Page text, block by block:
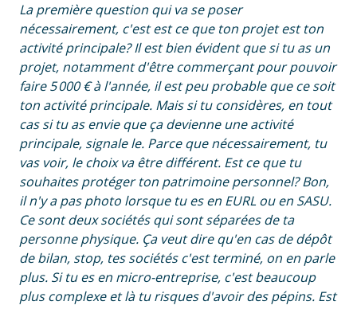
La première question qui va se poser
nécessairement, c'est est ce que ton projet est ton
activité principale? Il est bien évident que si tu as un
projet, notamment d'être commerçant pour pouvoir
faire 5 000 € à l'année, il est peu probable que ce soit
ton activité principale. Mais si tu considères, en tout
cas si tu as envie que ça devienne une activité
principale, signale le. Parce que nécessairement, tu
vas voir, le choix va être différent. Est ce que tu
souhaites protéger ton patrimoine personnel? Bon,
il n'y a pas photo lorsque tu es en EURL ou en SASU.
Ce sont deux sociétés qui sont séparées de ta
personne physique. Ça veut dire qu'en cas de dépôt
de bilan, stop, tes sociétés c'est terminé, on en parle
plus. Si tu es en micro-entreprise, c'est beaucoup
plus complexe et là tu risques d'avoir des pépins. Est